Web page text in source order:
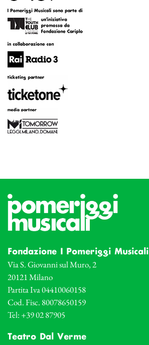
Fondazione I Pomeriggi Musicali
Via S. Giovanni sul Muro, 2
20121 Milano
Partita Iva 04410060158
Cod. Fisc. 80078650159
Tel: +39 02 87905
Teatro Dal Verme